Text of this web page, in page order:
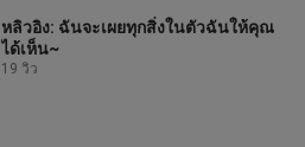
หลิวอิง: ฉันจะเผยทุกสิ่งในตัวฉันให้คุณ
ได้เห็น~
19 วิว